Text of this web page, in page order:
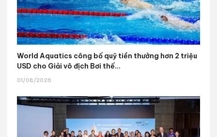
World Aquatics công bố quỹ tiền thưởng hơn 2 triệu
USD cho Giải vô địch Bơi thế...
01/08/2026